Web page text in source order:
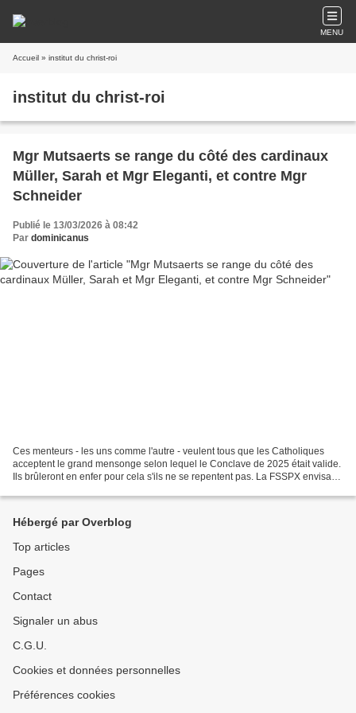
MENU
Accueil » institut du christ-roi
institut du christ-roi
Mgr Mutsaerts se range du côté des cardinaux
Müller, Sarah et Mgr Eleganti, et contre Mgr
Schneider
Publié le 13/03/2026 à 08:42
Par dominicanus
Ces menteurs - les uns comme l'autre - veulent tous que les Catholiques
acceptent le grand mensonge selon lequel le Conclave de 2025 était valide.
Ils brûleront en enfer pour cela s'ils ne se repentent pas. La FSSPX envisage
Hébergé par Overblog
Top articles
Pages
Contact
Signaler un abus
C.G.U.
Cookies et données personnelles
Préférences cookies